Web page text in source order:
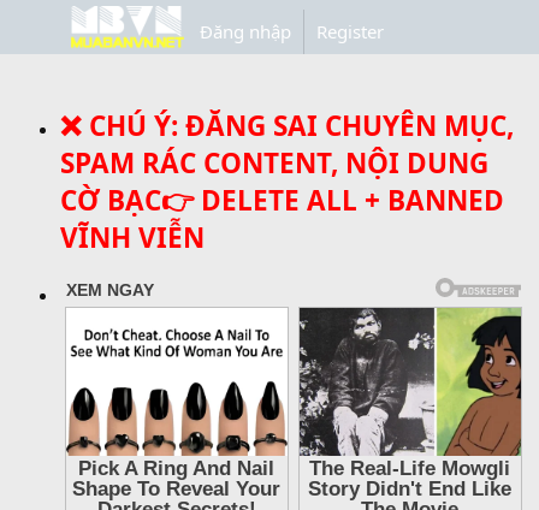
Đăng nhập Register
❌ CHÚ Ý: ĐĂNG SAI CHUYÊN MỤC,
SPAM RÁC CONTENT, NỘI DUNG
CỜ BẠC👉 DELETE ALL + BANNED
VĨNH VIỄN